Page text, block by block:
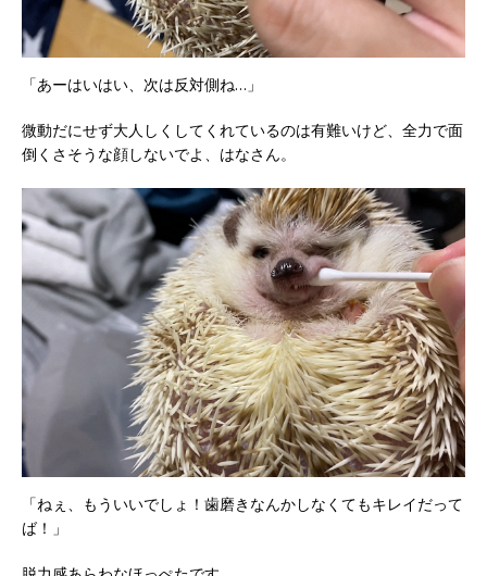
「あーはいはい、次は反対側ね…」
微動だにせず大人しくしてくれているのは有難いけど、全力で面
倒くさそうな顔しないでよ、はなさん。
「ねぇ、もういいでしょ！歯磨きなんかしなくてもキレイだって
ば！」